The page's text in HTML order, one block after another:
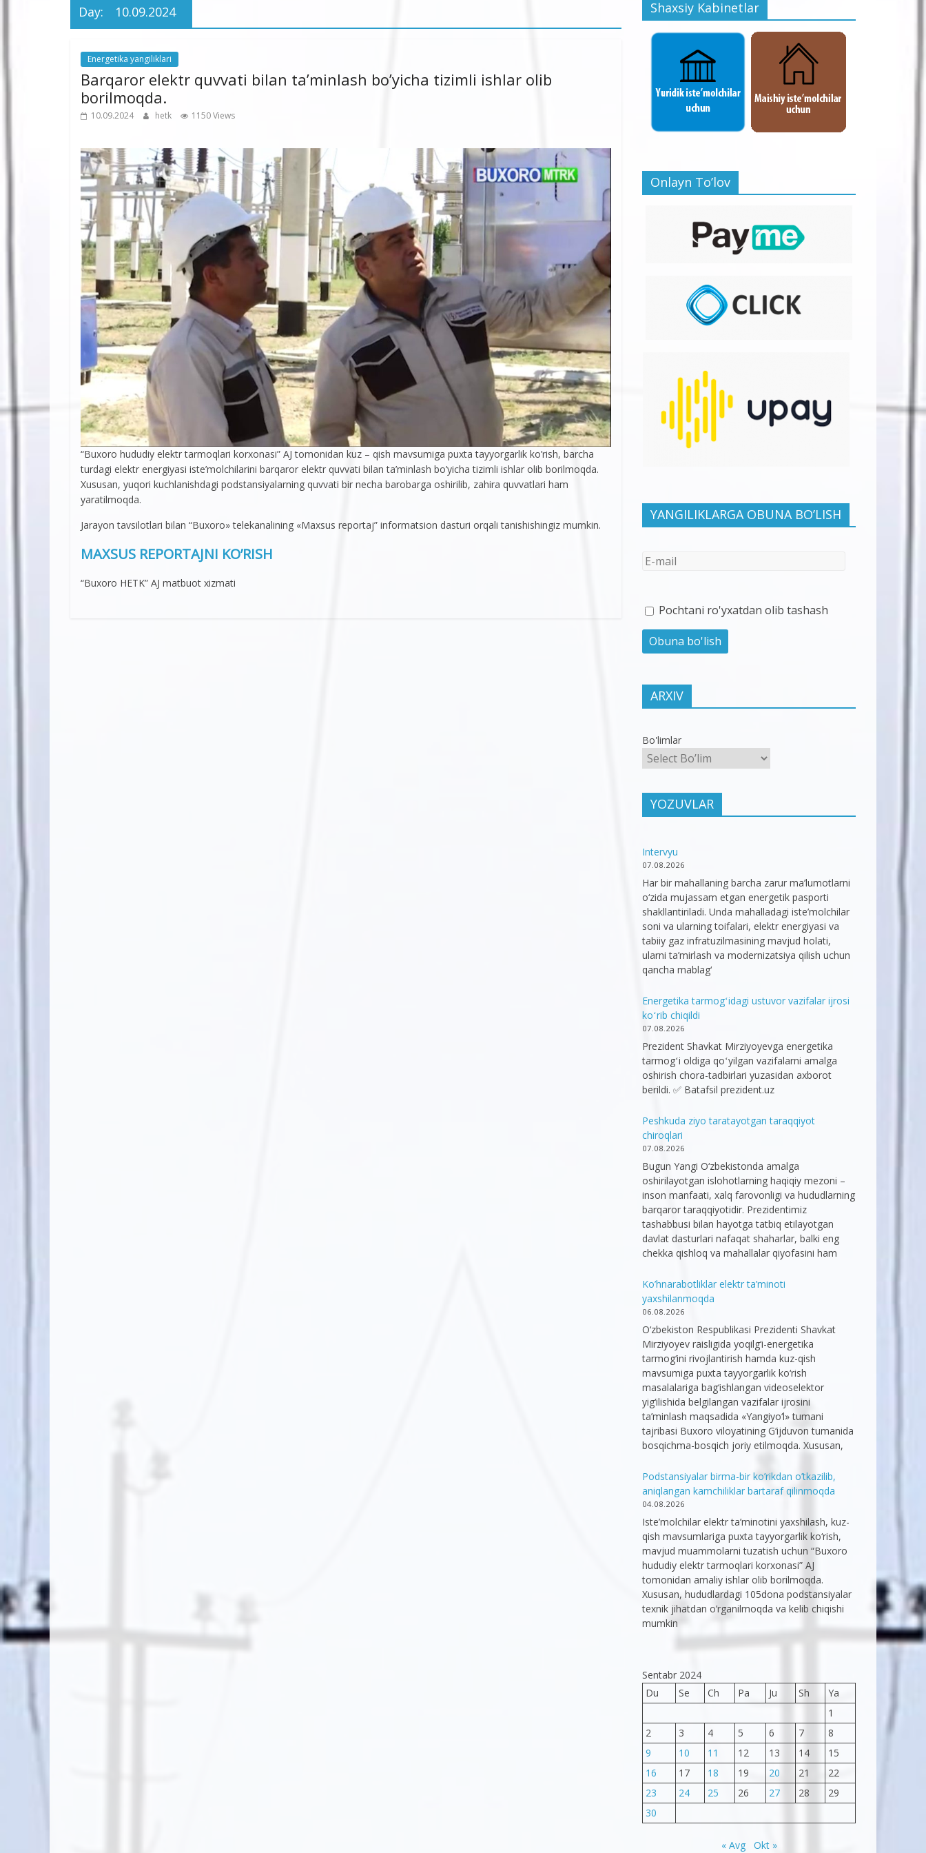
Day: 10.09.2024
Energetika yangiliklari
Barqaror elektr quvvati bilan ta’minlash bo’yicha tizimli ishlar olib
borilmoqda.
10.09.2024 hetk 1150 Views
“Buxoro hududiy elektr tarmoqlari korxonasi” AJ tomonidan kuz – qish mavsumiga puxta tayyorgarlik ko’rish, barcha
turdagi elektr energiyasi iste’molchilarini barqaror elektr quvvati bilan ta’minlash bo’yicha tizimli ishlar olib borilmoqda.
Xususan, yuqori kuchlanishdagi podstansiyalarning quvvati bir necha barobarga oshirilib, zahira quvvatlari ham
yaratilmoqda.
Jarayon tavsilotlari bilan “Buxoro» telekanalining «Maxsus reportaj” informatsion dasturi orqali tanishishingiz mumkin.
MAXSUS REPORTAJNI KO’RISH
“Buxoro HETK” AJ matbuot xizmati
Shaxsiy Kabinetlar
Onlayn To’lov
YANGILIKLARGA OBUNA BO’LISH
Pochtani ro'yxatdan olib tashash
ARXIV
Bo'limlar
YOZUVLAR
Intervyu
07.08.2026
Har bir mahallaning barcha zarur ma’lumotlarni
o‘zida mujassam etgan energetik pasporti
shakllantiriladi. Unda mahalladagi iste’molchilar
soni va ularning toifalari, elektr energiyasi va
tabiiy gaz infratuzilmasining mavjud holati,
ularni ta’mirlash va modernizatsiya qilish uchun
qancha mablag‘
Energetika tarmogʻidagi ustuvor vazifalar ijrosi
koʻrib chiqildi
07.08.2026
Prezident Shavkat Mirziyoyevga energetika
tarmogʻi oldiga qoʻyilgan vazifalarni amalga
oshirish chora-tadbirlari yuzasidan axborot
berildi. ✅ Batafsil prezident.uz
Peshkuda ziyo taratayotgan taraqqiyot
chiroqlari
07.08.2026
Bugun Yangi O‘zbekistonda amalga
oshirilayotgan islohotlarning haqiqiy mezoni –
inson manfaati, xalq farovonligi va hududlarning
barqaror taraqqiyotidir. Prezidentimiz
tashabbusi bilan hayotga tatbiq etilayotgan
davlat dasturlari nafaqat shaharlar, balki eng
chekka qishloq va mahallalar qiyofasini ham
Ko’hnarabotliklar elektr ta’minoti
yaxshilanmoqda
06.08.2026
O‘zbekiston Respublikasi Prezidenti Shavkat
Mirziyoyev raisligida yoqilg‘i-energetika
tarmog‘ini rivojlantirish hamda kuz-qish
mavsumiga puxta tayyorgarlik ko‘rish
masalalariga bag‘ishlangan videoselektor
yig‘ilishida belgilangan vazifalar ijrosini
ta’minlash maqsadida «Yangiyo‘l» tumani
tajribasi Buxoro viloyatining G‘ijduvon tumanida
bosqichma-bosqich joriy etilmoqda. Xususan,
Podstansiyalar birma-bir ko’rikdan o’tkazilib,
aniqlangan kamchiliklar bartaraf qilinmoqda
04.08.2026
Iste’molchilar elektr ta’minotini yaxshilash, kuz-
qish mavsumlariga puxta tayyorgarlik ko‘rish,
mavjud muammolarni tuzatish uchun “Buxoro
hududiy elektr tarmoqlari korxonasi” AJ
tomonidan amaliy ishlar olib borilmoqda.
Xususan, hududlardagi 105dona podstansiyalar
texnik jihatdan o’rganilmoqda va kelib chiqishi
mumkin
Sentabr 2024
Du
Se Ch Pa Ju Sh
Ya
1
2
3 4 5 6 7
8
9
10 11 12 13 14
15
16
17 18 19 20 21
22
23
24 25 26 27 28
29
30
« Avg Okt »